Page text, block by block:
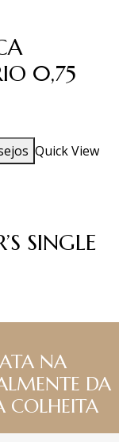
0,75
Quick View
SINGLE
NA
DA
COLHEITA